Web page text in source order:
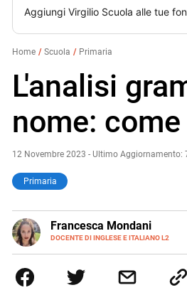
Aggiungi Virgilio Scuola alle tue
Home Scuola Primaria
L'analisi
nome:
12 Novembre 2023 - Ultimo Aggiornamento:
Primaria
Francesca Mondani
DOCENTE DI INGLESE E ITALIANO L2
LINKEDIN
INSTAGRAM
Onsite e contenuti per il web.